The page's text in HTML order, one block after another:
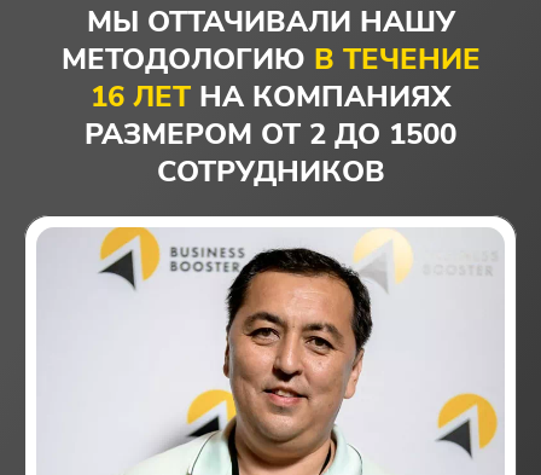
МЫ ОТТАЧИВАЛИ НАШУ
МЕТОДОЛОГИЮ В ТЕЧЕНИЕ
16 ЛЕТ НА КОМПАНИЯХ
РАЗМЕРОМ ОТ 2 ДО 1500
СОТРУДНИКОВ